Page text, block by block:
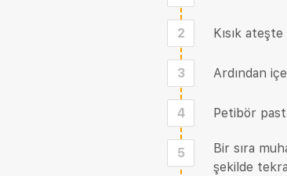
2 Kısık
3 Ardından
4 Petibör
5
Bir sıra
şekilde